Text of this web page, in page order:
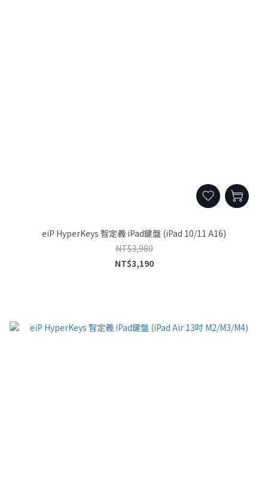
eiP HyperKeys 智定義 iPad鍵盤 (iPad 10/11 A16)
NT$3,980
NT$3,190